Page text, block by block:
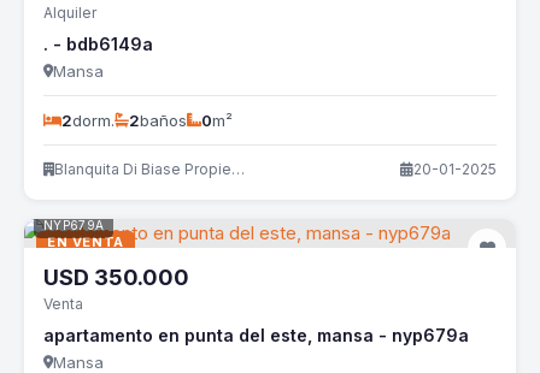
Alquiler
. - bdb6149a
Mansa
2dorm. 2baños 0m²
Blanquita Di Biase Propiedades 20-01-2025
EN VENTA
NYP679A
USD 350.000
Venta
apartamento en punta del este, mansa - nyp679a
Mansa